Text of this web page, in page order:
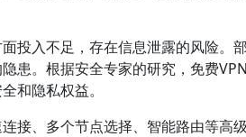
投入不足，存在信息泄露的风险。部
患。根据安全专家的研究，免费VPN
和隐私权益。
接、多个节点选择、智能路由等高级